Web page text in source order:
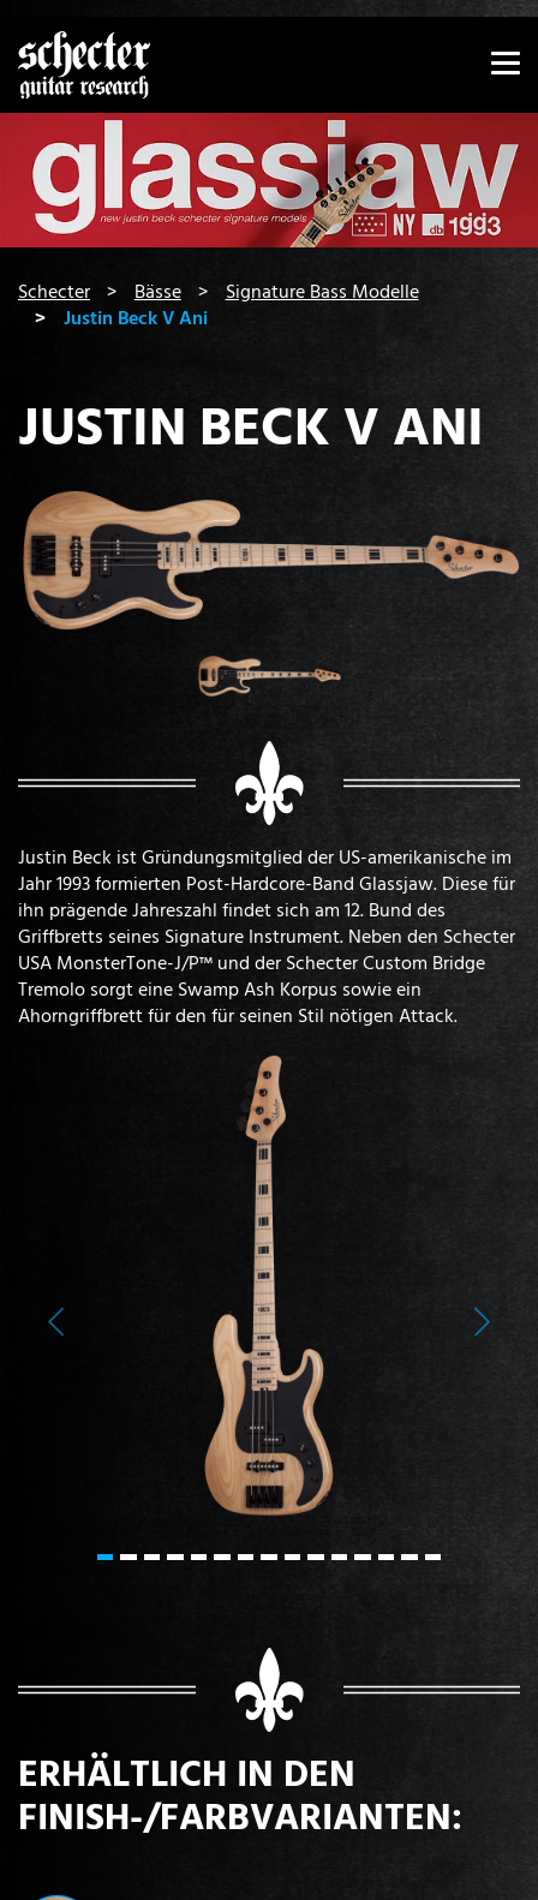
Zeige besser passende Version dieser Seite
Diese Meldung nicht mehr anzeigen
Schecter Bässe
Signature Bass Modelle
Justin Beck V Ani
JUSTIN BECK V ANI
Justin Beck ist Gründungsmitglied der US-amerikanische im
Jahr 1993 formierten Post-Hardcore-Band Glassjaw. Diese für
ihn prägende Jahreszahl findet sich am 12. Bund des
Griffbretts seines Signature Instrument. Neben den Schecter
USA MonsterTone-J/P™ und der Schecter Custom Bridge
Tremolo sorgt eine Swamp Ash Korpus sowie ein
Ahorngriffbrett für den für seinen Stil nötigen Attack.
Previous Next
ERHÄLTLICH IN DEN
FINISH-/FARBVARIANTEN: